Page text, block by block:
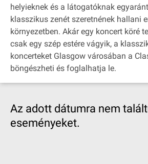
helyieknek és a látogatóknak
klasszikus zenét szeretnének hallani
környezetben. Akár egy koncert köré
csak egy szép estére vágyik, a
koncerteket Glasgow városában a
böngészheti és foglalhatja le.
Az adott dátumra nem
eseményeket.